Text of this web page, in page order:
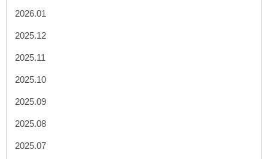
2026.01
2025.12
2025.11
2025.10
2025.09
2025.08
2025.07